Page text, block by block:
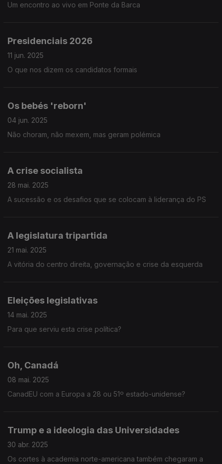
Um encontro ao vivo em Ponte da Barca
Presidenciais 2026
11 jun. 2025
O que nos dizem os candidatos formais
Os bebés 'reborn'
04 jun. 2025
Não choram, não mexem, mas geram polémica
A crise socialista
28 mai. 2025
A sucessão e os desafios que se colocam à liderança do PS
A legislatura tripartida
21 mai. 2025
A vitória do centro direita, governação e crise da esquerda
Eleições legislativas
14 mai. 2025
Para que serviu esta crise política?
Oh, Canadá
08 mai. 2025
CanadEU com a Europa a 28 ou 51º estado-unidense?
Trump e a ideologia das Universidades
30 abr. 2025
Os cortes à academia norte-americana também chegaram a